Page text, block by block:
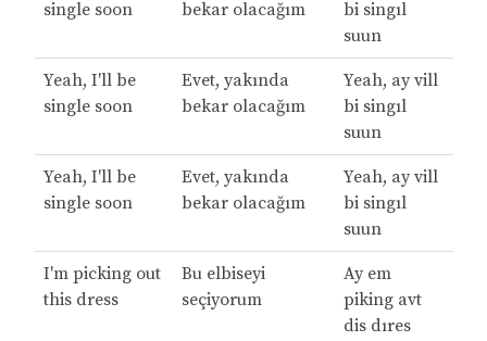
single soon bekar olacağım
bi singıl
suun
Yeah, I'll be
single soon
Evet, yakında
bekar olacağım
Yeah, ay vill
bi singıl
suun
Yeah, I'll be
single soon
Evet, yakında
bekar olacağım
Yeah, ay vill
bi singıl
suun
I'm picking out
this dress
Bu elbiseyi
seçiyorum
Ay em
piking avt
dis dıres